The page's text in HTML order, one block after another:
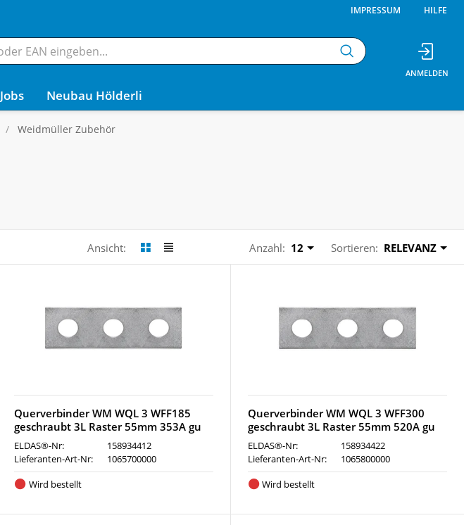
IMPRESSUM HILFE
Jobs Neubau Hölderli
Weidmüller Zubehör
Ansicht: Anzahl: 12 Sortieren: RELEVANZ
Querverbinder WM WQL 3 WFF185
geschraubt 3L Raster 55mm 353A gu
ELDAS®-Nr:
158934412
Lieferanten-Art-Nr:
1065700000
Wird bestellt
Querverbinder WM WQL 3 WFF300
geschraubt 3L Raster 55mm 520A gu
ELDAS®-Nr:
158934422
Lieferanten-Art-Nr:
1065800000
Wird bestellt